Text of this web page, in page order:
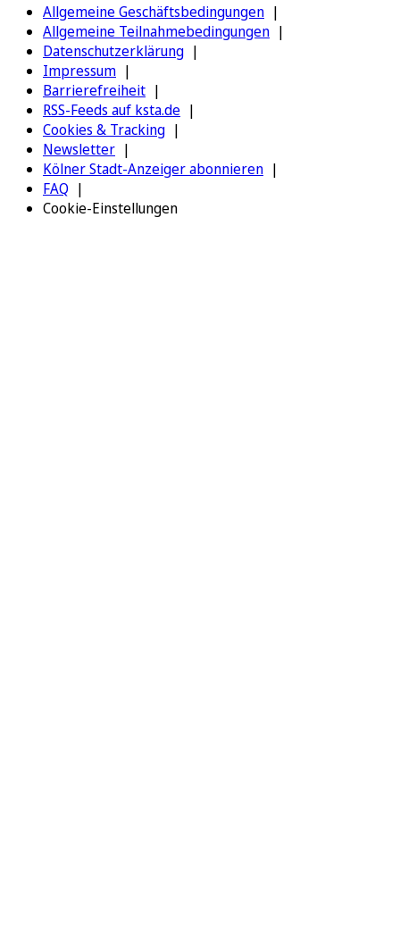
Allgemeine Geschäftsbedingungen
Allgemeine Teilnahmebedingungen
Datenschutzerklärung
Impressum
Barrierefreiheit
RSS-Feeds auf ksta.de
Cookies & Tracking
Newsletter
Kölner Stadt-Anzeiger abonnieren
FAQ
Cookie-Einstellungen